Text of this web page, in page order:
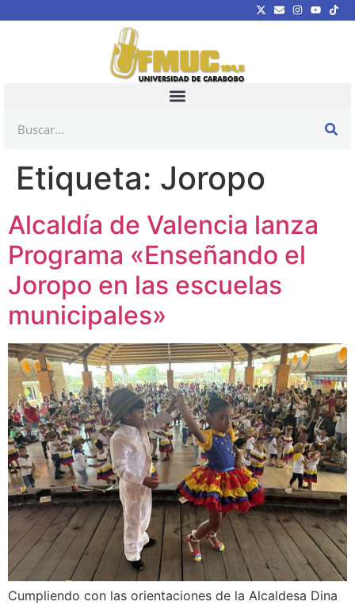
Etiqueta: Joropo
Alcaldía de Valencia lanza
Programa «Enseñando el
Joropo en las escuelas
municipales»
Cumpliendo con las orientaciones de la Alcaldesa Dina